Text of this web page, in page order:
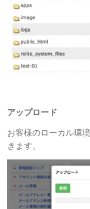
アップロード
お客様のローカル環
きます。